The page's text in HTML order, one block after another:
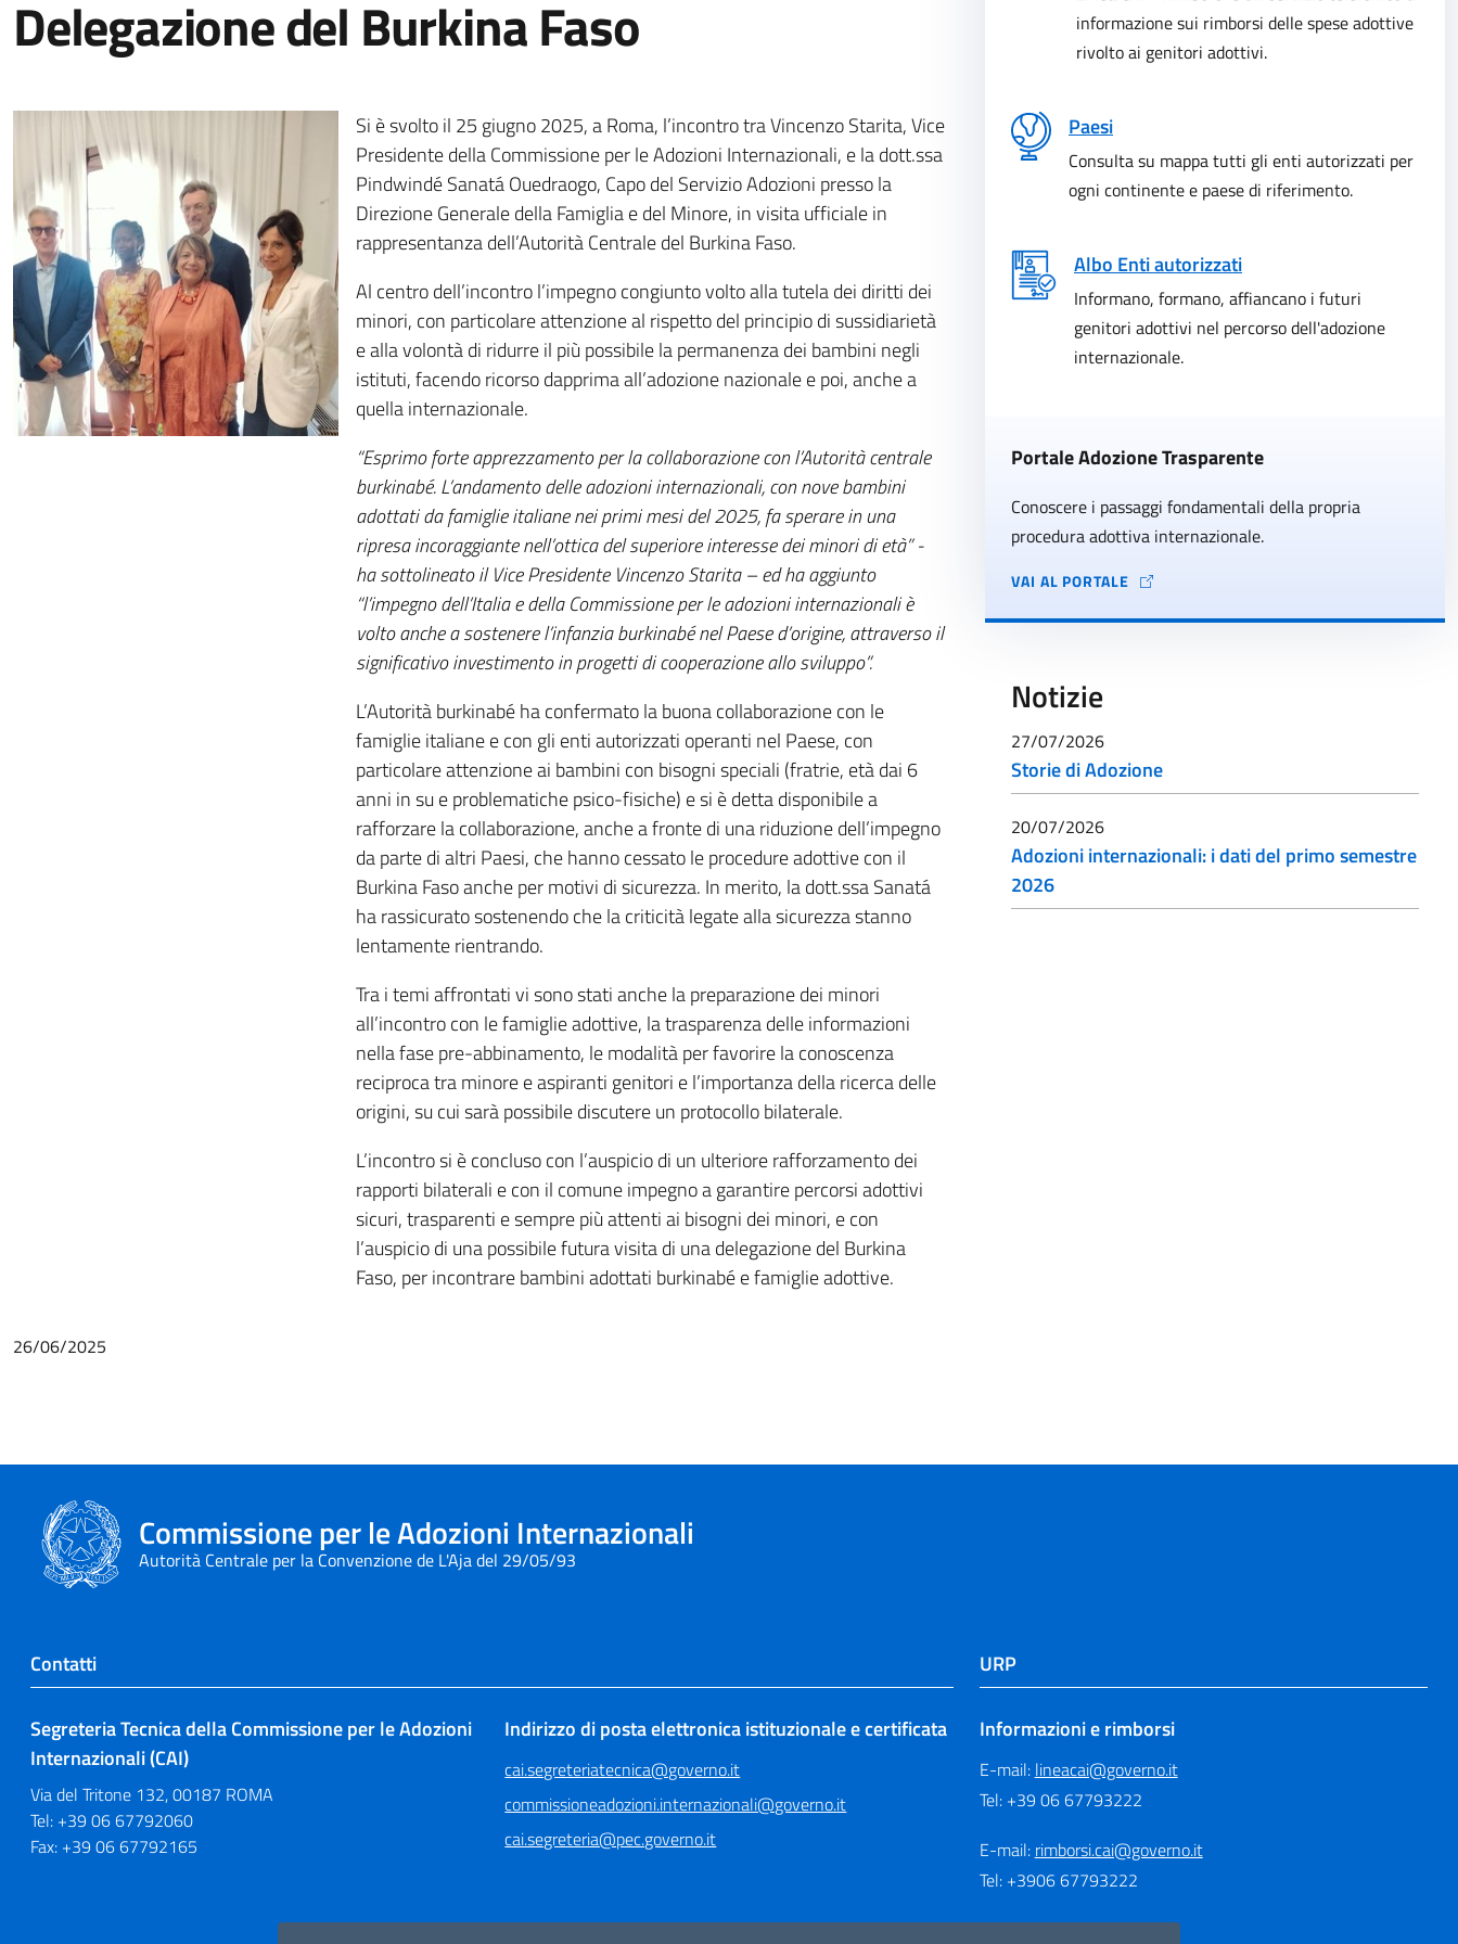
Delegazione del Burkina Faso
Si è svolto il 25 giugno 2025, a Roma, l’incontro tra Vincenzo Starita, Vice
Presidente della Commissione per le Adozioni Internazionali, e la dott.ssa
Pindwindé Sanatá Ouedraogo, Capo del Servizio Adozioni presso la
Direzione Generale della Famiglia e del Minore, in visita ufficiale in
rappresentanza dell’Autorità Centrale del Burkina Faso.
Al centro dell’incontro l’impegno congiunto volto alla tutela dei diritti dei
minori, con particolare attenzione al rispetto del principio di sussidiarietà
e alla volontà di ridurre il più possibile la permanenza dei bambini negli
istituti, facendo ricorso dapprima all’adozione nazionale e poi, anche a
quella internazionale.
“Esprimo forte apprezzamento per la collaborazione con l’Autorità centrale
burkinabé. L’andamento delle adozioni internazionali, con nove bambini
adottati da famiglie italiane nei primi mesi del 2025, fa sperare in una
ripresa incoraggiante nell’ottica del superiore interesse dei minori di età” -
ha sottolineato il Vice Presidente Vincenzo Starita – ed ha aggiunto
“l’impegno dell’Italia e della Commissione per le adozioni internazionali è
volto anche a sostenere l’infanzia burkinabé nel Paese d’origine, attraverso il
significativo investimento in progetti di cooperazione allo sviluppo”.
L’Autorità burkinabé ha confermato la buona collaborazione con le
famiglie italiane e con gli enti autorizzati operanti nel Paese, con
particolare attenzione ai bambini con bisogni speciali (fratrie, età dai 6
anni in su e problematiche psico-fisiche) e si è detta disponibile a
rafforzare la collaborazione, anche a fronte di una riduzione dell’impegno
da parte di altri Paesi, che hanno cessato le procedure adottive con il
Burkina Faso anche per motivi di sicurezza. In merito, la dott.ssa Sanatá
ha rassicurato sostenendo che la criticità legate alla sicurezza stanno
lentamente rientrando.
Tra i temi affrontati vi sono stati anche la preparazione dei minori
all’incontro con le famiglie adottive, la trasparenza delle informazioni
nella fase pre-abbinamento, le modalità per favorire la conoscenza
reciproca tra minore e aspiranti genitori e l’importanza della ricerca delle
origini, su cui sarà possibile discutere un protocollo bilaterale.
L’incontro si è concluso con l’auspicio di un ulteriore rafforzamento dei
rapporti bilaterali e con il comune impegno a garantire percorsi adottivi
sicuri, trasparenti e sempre più attenti ai bisogni dei minori, e con
l’auspicio di una possibile futura visita di una delegazione del Burkina
Faso, per incontrare bambini adottati burkinabé e famiglie adottive.
26/06/2025
informazione sui rimborsi delle spese adottive
rivolto ai genitori adottivi.
Paesi
Consulta su mappa tutti gli enti autorizzati per
ogni continente e paese di riferimento.
Albo Enti autorizzati
Informano, formano, affiancano i futuri
genitori adottivi nel percorso dell'adozione
internazionale.
Portale Adozione Trasparente
Conoscere i passaggi fondamentali della propria
procedura adottiva internazionale.
VAI AL PORTALE
Notizie
27/07/2026
Storie di Adozione
20/07/2026
Adozioni internazionali: i dati del primo semestre
2026
Commissione per le Adozioni Internazionali
Autorità Centrale per la Convenzione de L'Aja del 29/05/93
Contatti
Segreteria Tecnica della Commissione per le Adozioni
Internazionali (CAI)
Via del Tritone 132, 00187 ROMA
Tel: +39 06 67792060
Fax: +39 06 67792165
Indirizzo di posta elettronica istituzionale e certificata
cai.segreteriatecnica@governo.it
commissioneadozioni.internazionali@governo.it
cai.segreteria@pec.governo.it
URP
Informazioni e rimborsi
E-mail: lineacai@governo.it
Tel: +39 06 67793222
E-mail: rimborsi.cai@governo.it
Tel: +3906 67793222